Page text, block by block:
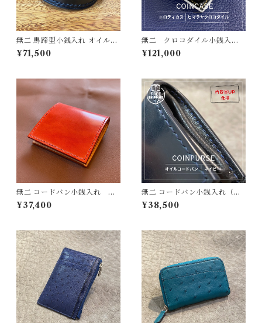
無二 馬蹄型小銭入れ オイルコ
ードバン・ブラック×イタリー
ショルダーレザー・レッド 総
¥71,500
無二 クロコダイル小銭入
れ ヒマラヤ・マット×牛革ブ
ラック＆金箔リザード使用
運アップ 一点もの
¥121,000
無二 コードバン小銭入れ オ
イルコードバン・レッド×ベー
ジュ コインケース 手縫い
¥37,400
無二 コードバン小銭入れ（マ
チ高UP）オイルコードバン・
ネイビー×ブラック コインケ
¥38,500